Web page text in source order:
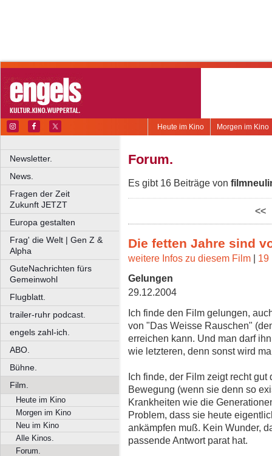
Morgen im Kino
Heute im Kino
Newsletter.
News.
Fragen der Zeit
Zukunft JETZT
Europa gestalten
Frag' die Welt | Gen Z &
Alpha
GuteNachrichten fürs
Gemeinwohl
Flugblatt.
trailer-ruhr podcast.
engels zahl-ich.
ABO.
Bühne.
Film.
Heute im Kino
Morgen im Kino
Neu im Kino
Alle Kinos.
Forum.
Forum.
Es gibt 16 Beiträge von
<<
Die fetten Jahre sind
weitere Infos zu diesem Film | 19
Gelungen
29.12.2004
Ich finde den Film gelungen,
von "Das Weisse Rauschen"
erreichen kann. Und man darf
wie letzteren, denn sonst wird
Ich finde, der Film zeigt recht
Bewegung (wenn sie denn so
Krankheiten wie die
Problem, dass sie heute
ankämpfen muß. Kein Wunder,
passende Antwort parat hat.